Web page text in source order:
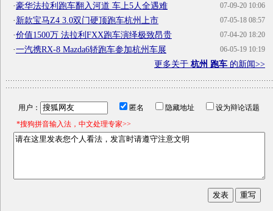
07-09-20 10:06
·豪华法拉利跑车翻入河道 车上5人全遇难
07-05-18 08:57
·新款宝马Z4 3.0双门硬顶跑车杭州上市
07-04-20 18:20
·价值1500万 法拉利FXX跑车演绎极致昂贵
06-05-19 10:19
·一汽携RX-8 Mazda6轿跑车参加杭州车展
更多关于 杭州 跑车 的新闻>>
用户： 匿名 隐藏地址
设为辩论话题
*搜狗拼音输入法，中文处理专家>>